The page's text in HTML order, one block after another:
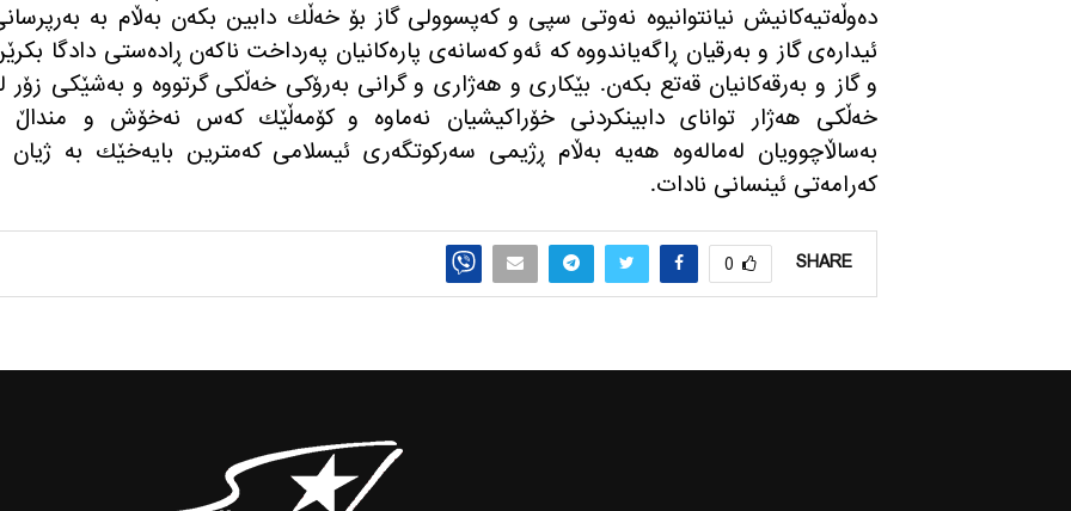
ده‌وڵه‌تیه‌كانیش نیانتوانیوه‌ نه‌وتی سپی و كه‌پسوولی گاز بۆ خه‌ڵك دابین بكه‌ن به‌ڵام به‌
ئیداره‌ی گاز و به‌رقیان ڕاگه‌یاندووه‌ كه‌ ئه‌و كه‌سانه‌ی پاره‌كانیان په‌رداخت ناكه‌ن ڕاده‌ستی دادگا
و گاز و به‌رقه‌كانیان قه‌تع بكه‌ن. بێكاری و هه‌ژاری و گرانی به‌رۆكی خه‌ڵكی گرتووه‌ و به‌شێكی زۆر
خه‌ڵكی هه‌ژار توانای دابینكردنی خۆراكیشیان نه‌ماوه‌ و كۆمه‌ڵێك كه‌س نه‌خۆش و منداڵ
به‌ساڵاچوویان له‌ماله‌وه‌ هه‌یه‌ به‌ڵام ڕژیمی سه‌ركوتگه‌ری ئیسلامی كه‌مترین بایه‌خێك به‌ ژیان
كه‌رامه‌تی ئینسانی نادات.
SHARE
0